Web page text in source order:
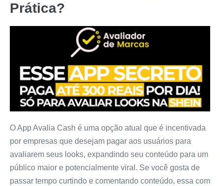
Prática?
O App Avalia Cash é uma opção atual que é incentivada
por empresas que desejam pagar aos usuários para
avaliarem seus looks, expandindo seu conteúdo para um
público maior e potencialmente viral. Se você gosta de
passar tempo curtindo e comentando conteúdo, essa com